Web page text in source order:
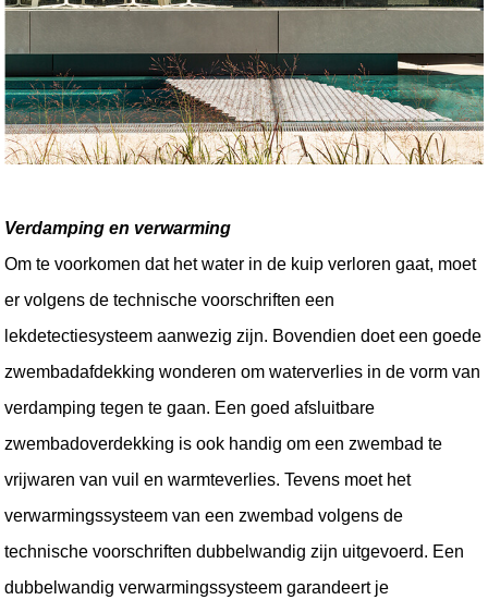
Verdamping en verwarming
Om te voorkomen dat het water in de kuip verloren gaat, moet
er volgens de technische voorschriften een
lekdetectiesysteem aanwezig zijn. Bovendien doet een goede
zwembadafdekking wonderen om waterverlies in de vorm van
verdamping tegen te gaan. Een goed afsluitbare
zwembadoverdekking is ook handig om een zwembad te
vrijwaren van vuil en warmteverlies. Tevens moet het
verwarmingssysteem van een zwembad volgens de
technische voorschriften dubbelwandig zijn uitgevoerd. Een
dubbelwandig verwarmingssysteem garandeert je